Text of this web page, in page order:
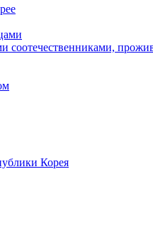
соотечественниками,
Корея